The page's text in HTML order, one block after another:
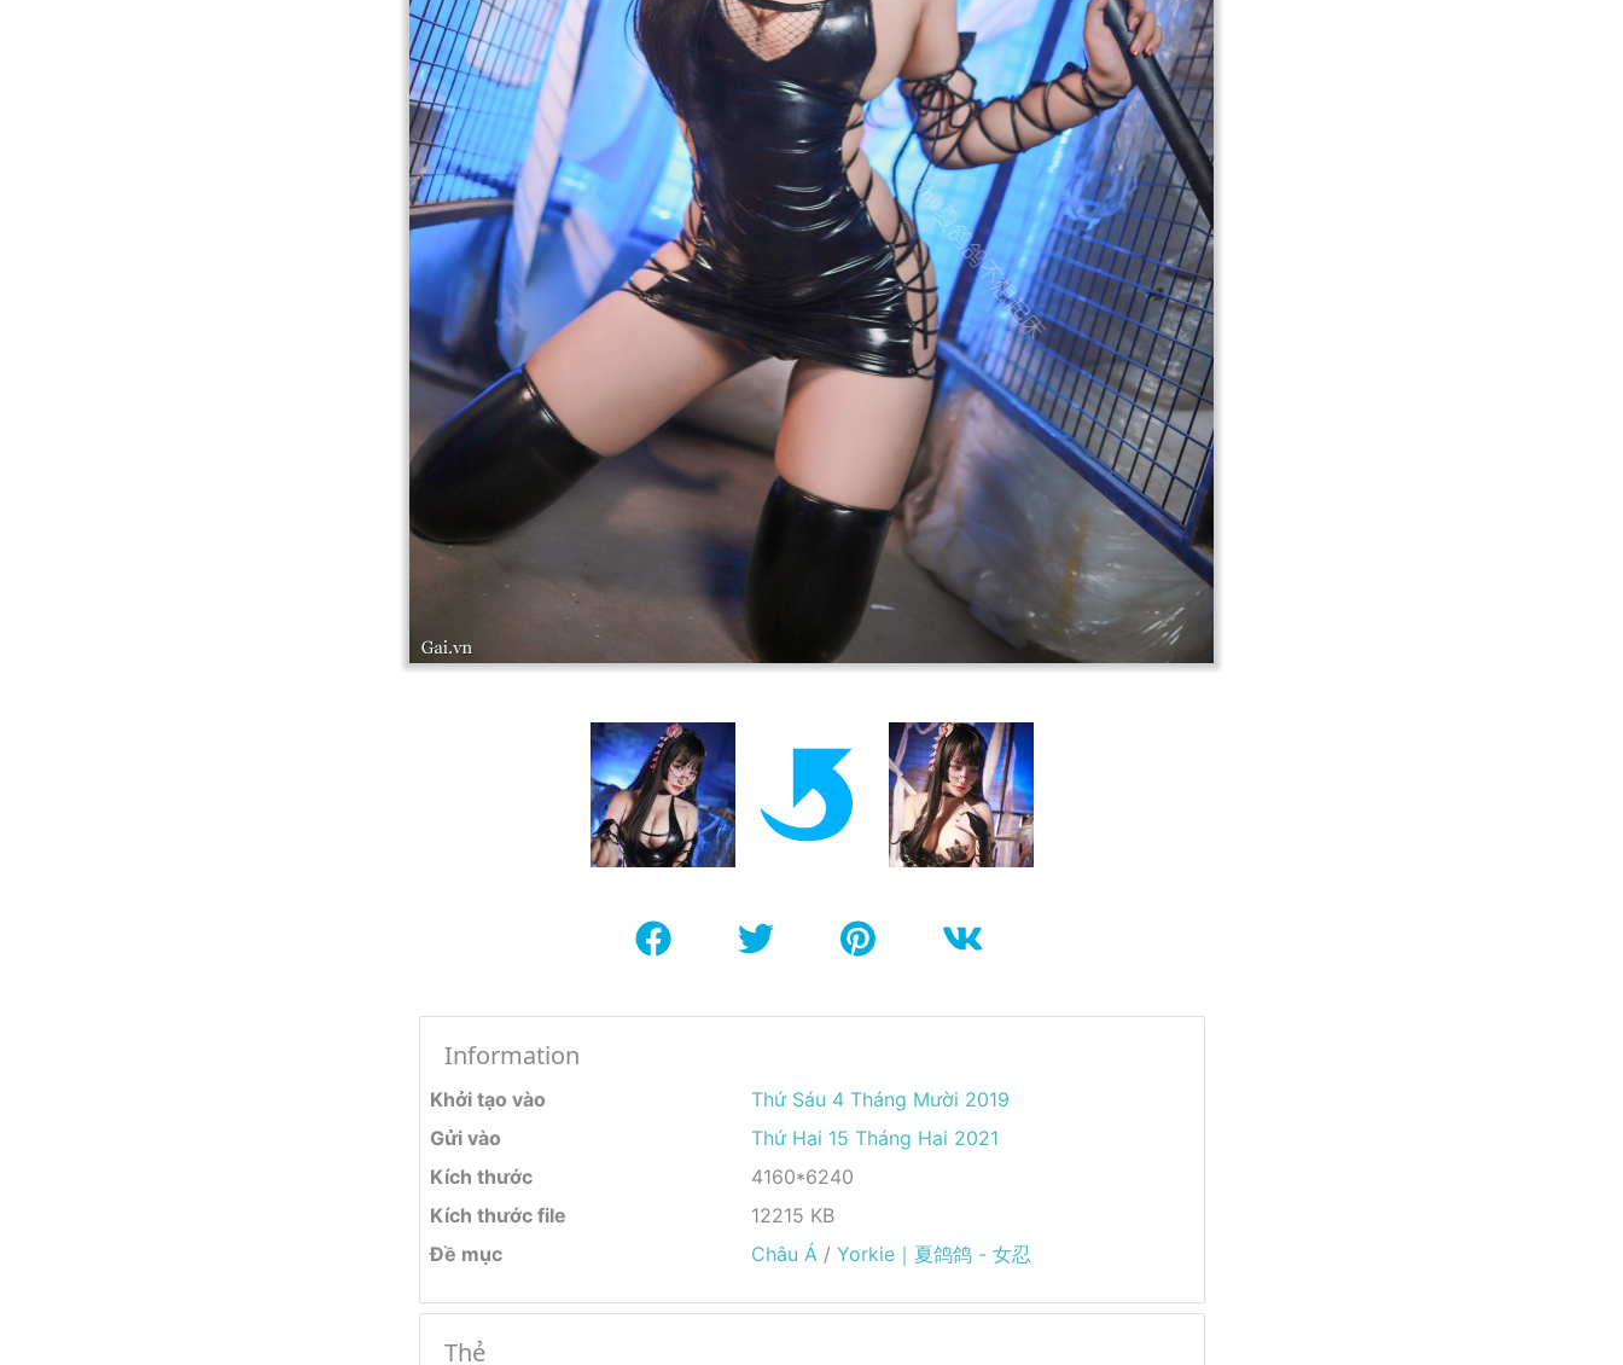
Information
Khởi tạo vào
Thứ Sáu 4 Tháng Mười 2019
Gửi vào
Thứ Hai 15 Tháng Hai 2021
Kích thước
4160*6240
Kích thước file
12215 KB
Đề mục
Châu Á/ Yorkie｜夏鸽鸽 - 女忍
Thẻ